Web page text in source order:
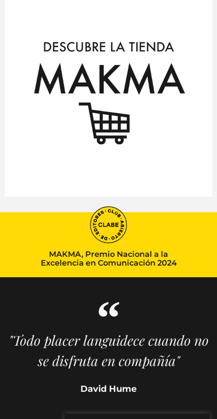
MAKMA, Premio Nacional a la
Excelencia en Comunicación 2024
"Todo placer languidece cuando no
se disfruta en compañía"
David Hume